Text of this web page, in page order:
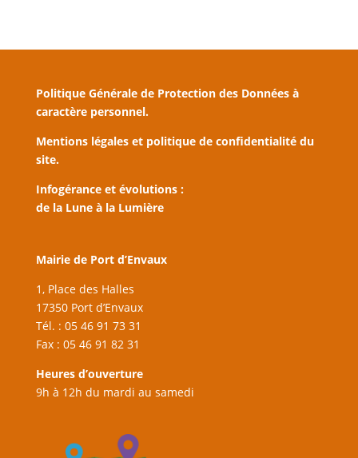
Politique Générale de Protection des Données à
caractère personnel.
Mentions légales et politique de confidentialité du
site.
Infogérance et évolutions :
de la Lune à la Lumière
Mairie de Port d’Envaux
1, Place des Halles
17350 Port d’Envaux
Tél. : 05 46 91 73 31
Fax : 05 46 91 82 31
Heures d’ouverture
9h à 12h du mardi au samedi